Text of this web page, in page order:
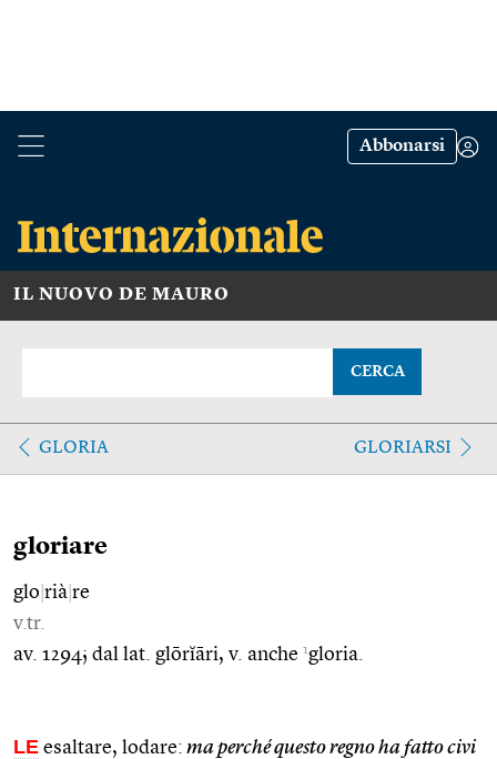
Abbonarsi
IL NUOVO DE MAURO
CERCA
GLORIA GLORIARSI
gloriare
glo rià re
v.tr.
av. 1294; dal lat. glōrĭāri, v. anche 1gloria.
LE esaltare, lodare: ma perché questo regno ha fatto civi